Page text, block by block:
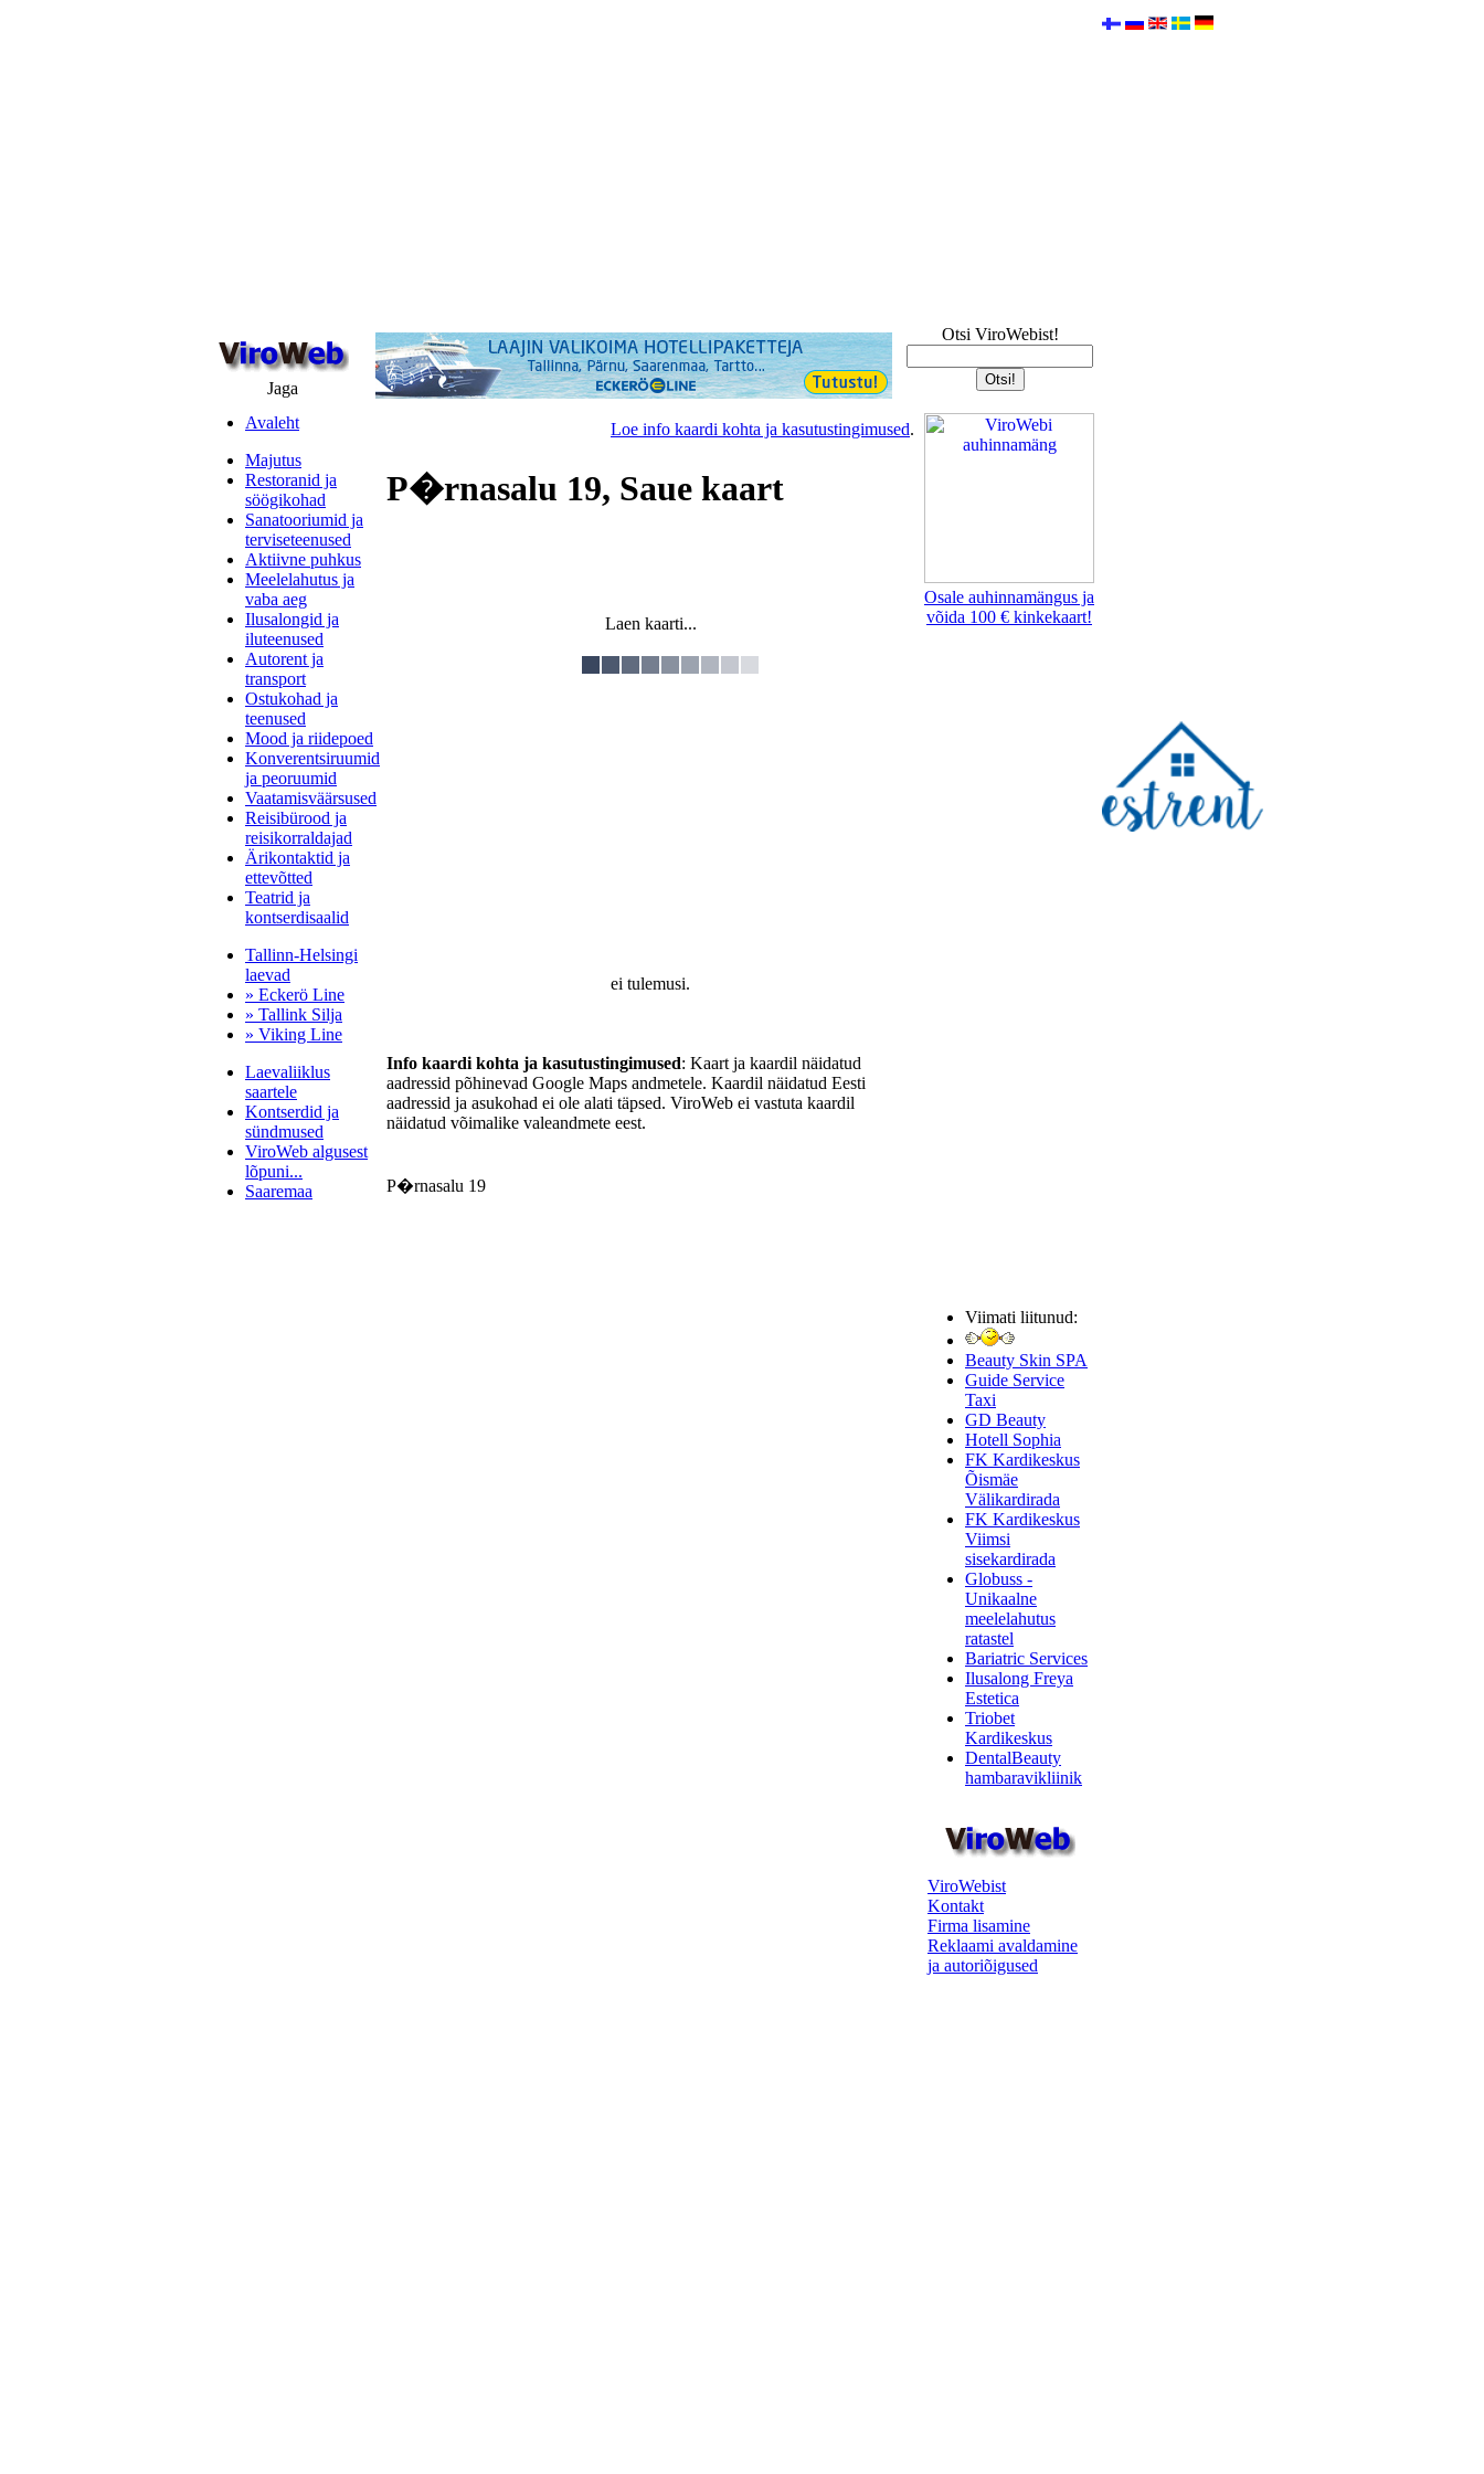
Jaga
Otsi ViroWebist!
Avaleht
Majutus
Restoranid ja
söögikohad
Sanatooriumid ja
terviseteenused
Aktiivne puhkus
Meelelahutus ja
vaba aeg
Ilusalongid ja
iluteenused
Autorent ja
transport
Ostukohad ja
teenused
Mood ja riidepoed
Konverentsiruumid
ja peoruumid
Vaatamisväärsused
Reisibürood ja
reisikorraldajad
Ärikontaktid ja
ettevõtted
Teatrid ja
kontserdisaalid
Tallinn-Helsingi
laevad
» Eckerö Line
» Tallink Silja
» Viking Line
Laevaliiklus
saartele
Kontserdid ja
sündmused
ViroWeb algusest
lõpuni...
Saaremaa
Loe info kaardi kohta ja kasutustingimused.
P�rnasalu 19, Saue kaart
Laen kaarti...
ei tulemusi.
Info kaardi kohta ja kasutustingimused: Kaart ja kaardil näidatud
aadressid põhinevad Google Maps andmetele. Kaardil näidatud Eesti
aadressid ja asukohad ei ole alati täpsed. ViroWeb ei vastuta kaardil
näidatud võimalike valeandmete eest.
P�rnasalu 19
Osale auhinnamängus ja
võida 100 € kinkekaart!
Viimati liitunud:
Beauty Skin SPA
Guide Service
Taxi
GD Beauty
Hotell Sophia
FK Kardikeskus
Õismäe
Välikardirada
FK Kardikeskus
Viimsi
sisekardirada
Globuss -
Unikaalne
meelelahutus
ratastel
Bariatric Services
Ilusalong Freya
Estetica
Triobet
Kardikeskus
DentalBeauty
hambaravikliinik
ViroWebist
Kontakt
Firma lisamine
Reklaami avaldamine
ja autoriõigused